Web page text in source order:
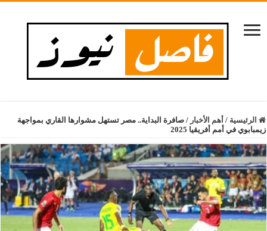
الرئيسية / أهم الأخبار / صافرة البداية.. مصر تستهل مشوارها القاري بمواجهة
زيمبابوي في أمم أفريقيا 2025